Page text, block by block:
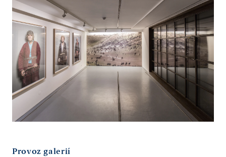
Provoz galerií